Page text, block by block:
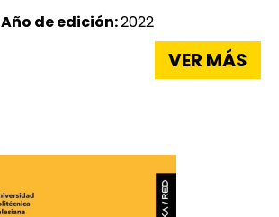
Año de edición:2022
VER MÁS